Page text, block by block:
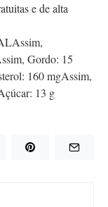
e de alta
Assim,
Gordo: 15
160mgAssim,
13 g